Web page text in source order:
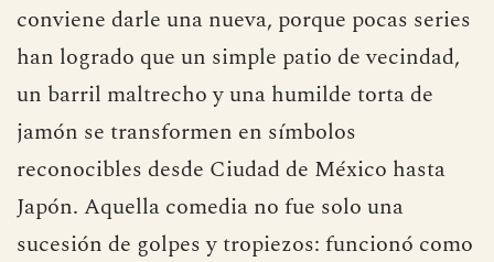
conviene darle una nueva, porque pocas series
han logrado que un simple patio de vecindad,
un barril maltrecho y una humilde torta de
jamón se transformen en símbolos
reconocibles desde Ciudad de México hasta
Japón. Aquella comedia no fue solo una
sucesión de golpes y tropiezos: funcionó como